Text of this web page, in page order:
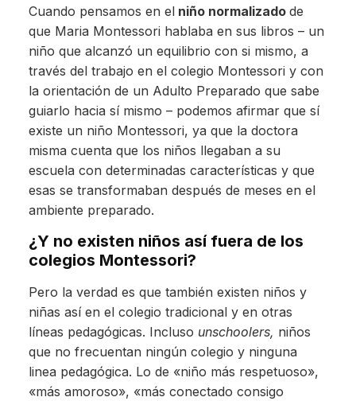
Cuando pensamos en elniño normalizado de
que Maria Montessori hablaba en sus libros – un
niño que alcanzó un equilibrio con si mismo, a
través del trabajo en el colegio Montessori y con
la orientación de un Adulto Preparado que sabe
guiarlo hacia sí mismo – podemos afirmar que sí
existe un niño Montessori, ya que la doctora
misma cuenta que los niños llegaban a su
escuela con determinadas características y que
esas se transformaban después de meses en el
ambiente preparado.
¿Y no existen niños así fuera de los
colegios Montessori?
Pero la verdad es que también existen niños y
niñas así en el colegio tradicional y en otras
líneas pedagógicas. Incluso unschoolers, niños
que no frecuentan ningún colegio y ninguna
linea pedagógica. Lo de «niño más respetuoso»,
«más amoroso», «más conectado consigo